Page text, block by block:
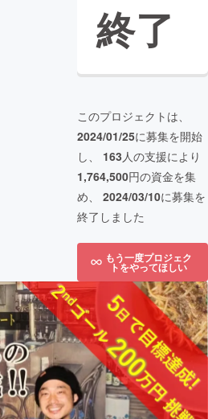
終了
このプロジェクトは、
2024/01/25に募集を開始
し、 163人の支援により
1,764,500円の資金を集
め、 2024/03/10に募集を
終了しました
もう一度プロジェク
トをやってほしい